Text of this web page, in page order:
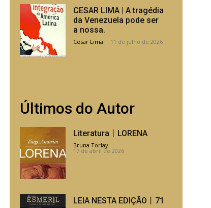
CESAR LIMA | A tragédia
da Venezuela pode ser
a nossa.
Cesar Lima - 11 de julho de 2026
Últimos do Autor
Literatura丨LORENA
Bruna Torlay -
17 de abril de 2026
LEIA NESTA EDIÇÃO丨71